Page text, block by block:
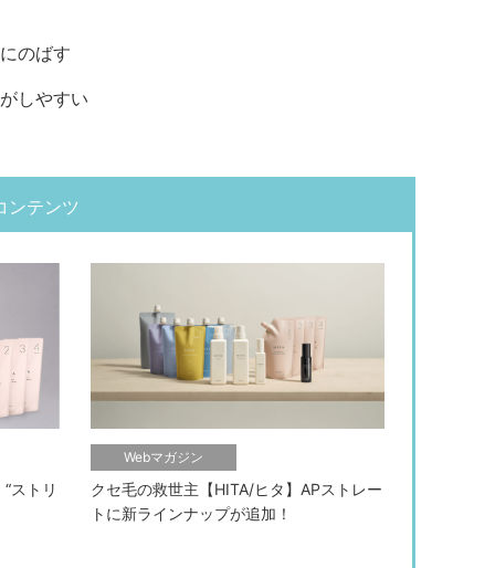
のばす
しやすい
ンテンツ
ストリ
Webマガジン
クセ毛の救世主【HITA/ヒタ】APストレー
トに新ラインナップが追加！